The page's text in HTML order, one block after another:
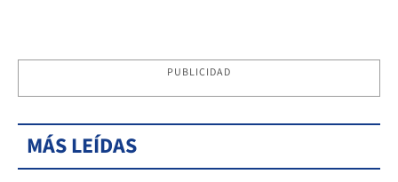
PUBLICIDAD
MÁS LEÍDAS